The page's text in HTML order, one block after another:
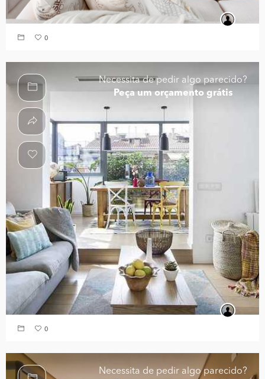
0
Necessita de pedir algo parecido?
Peça um orçamento grátis
0
Necessita de pedir algo parecido?